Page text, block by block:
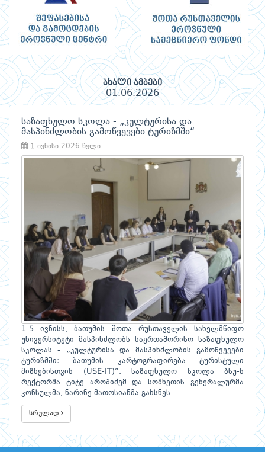
ახალი ამბები
01.06.2026
საზაფხულო სკოლა - „კულტურისა და
მასპინძლობის გამოწვევები ტურიზმში“
1 ივნისი 2026 წელი
1-5 ივნისს, ბათუმის შოთა რუსთაველის სახელმწიფო
უნივერსიტეტი მასპინძლობს საერთაშორისო საზაფხულო
სკოლას - „კულტურისა და მასპინძლობის გამოწვევები
ტურიზმში: ბათუმის კარტოგრაფირება ტურისტული
მიზნებისთვის (USE-IT)”. საზაფხულო სკოლა ბსუ-ს
რექტორმა ტიტე აროშიძემ და სომხეთის გენერალურმა
კონსულმა, ნარინე მათოსიანმა გახსნეს.
სრულად